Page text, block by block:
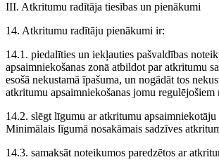
III. Atkritumu radītāja tiesības un pienākumi
14. Atkritumu radītāju pienākumi ir:
14.1. piedalīties un iekļauties pašvaldības
apsaimniekošanas zonā atbildot par atkritumu
esošā nekustamā īpašuma, un nogādāt tos
atkritumu apsaimniekošanas jomu
14.2. slēgt līgumu ar atkritumu
Minimālais līgumā nosakāmais sadzīves
14.3. samaksāt noteikumos paredzētos ar